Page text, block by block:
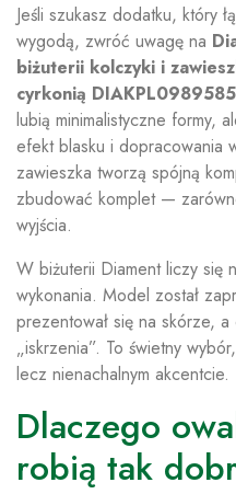
Jeśli szukasz dodatku, który
wygodą, zwróć uwagę na
biżuterii kolczyki i
cyrkonią DIAKPL0989585
lubią minimalistyczne formy,
efekt blasku i dopracowania
zawieszka tworzą spójną
zbudować komplet —
wyjścia.
W biżuterii Diament liczy się
wykonania. Model został
prezentował się na skórze,
„iskrzenia”. To świetny
lecz nienachalnym akcentcie.
Dlaczego
robią tak